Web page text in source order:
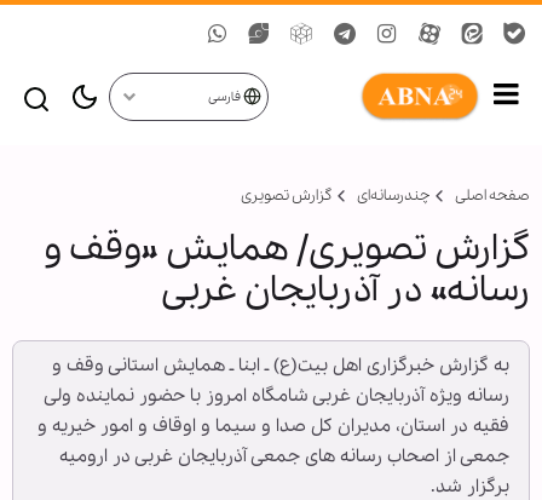
فارسی
صفحه اصلی چندرسانه‌ای گزارش تصويری
گزارش تصویری/ همایش «وقف و
رسانه» در آذربایجان غربی
به گزارش خبرگزاری اهل بیت(ع) ـ ابنا ـ همایش استانی وقف و
رسانه ویژه آذربایجان غربی شامگاه امروز با حضور نماینده ولی
فقیه در استان، مدیران کل صدا و سیما و اوقاف و امور خیریه و
جمعی از اصحاب رسانه های جمعی آذربایجان غربی در ارومیه
برگزار شد.